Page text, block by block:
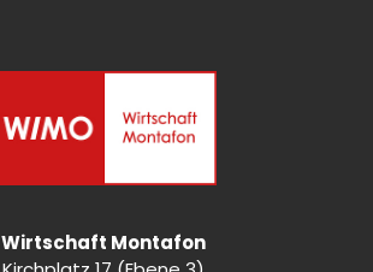
Wirtschaft Montafon